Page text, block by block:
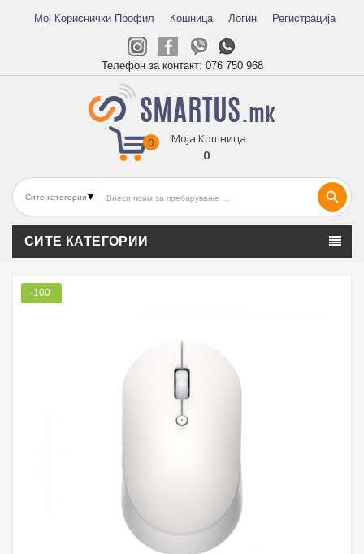
Мој Кориснички Профил Кошница Логин Регистрација
Телефон за контакт: 076 750 968
Моја Кошница
0
0
search
СИТЕ КАТЕГОРИИ
-100